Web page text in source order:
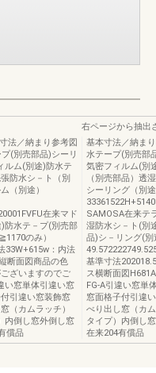
法／納まり参考図
(別売部品)シーリ
ルム(別途)防水テ
防水シ－ト（別
（別途）
在来マド
防水テ－プ(別売部
のみ）
33W+615w：内法
断面図商品の色
ざいますのでご
い窓単体引違い窓
引違い窓装飾窓
（カムラッチ）
内倒し窓外倒し窓
償品
右ページから抽出
基本寸法／納ま
水テープ(別売部
気密フィルム(別
（別売部品）透
シーリング（別
SAMOSA在来テ
湿防水シ－ト(別
品)シ－リング(
基準寸法
ス横断面図
FG-A引違い窓単
窓面格子付引違
べり出し窓（カ
タイプ）内倒し
在来204有償品